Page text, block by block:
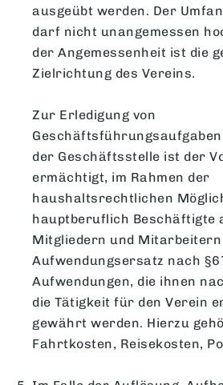
ausgeübt werden. Der
darf nicht unangemessen
der Angemessenheit ist die
Zielrichtung des Vereins.
Zur Erledigung von
der Geschäftsstelle ist der
ermächtigt, im Rahmen der
haushaltsrechtlichen
hauptberuflich Beschäftigte
Mitgliedern und
Aufwendungsersatz nach
Aufwendungen, die ihnen
die Tätigkeit für den Verein
gewährt werden. Hierzu
Fahrtkosten, Reisekosten,